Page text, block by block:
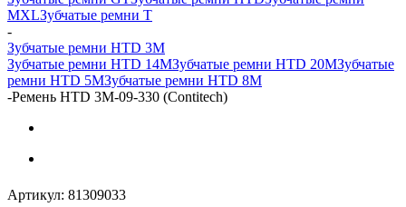
MXLЗубчатые ремни Т
-
Зубчатые ремни HTD 3M
Зубчатые ремни HTD 14MЗубчатые ремни HTD 20MЗубчатые
ремни HTD 5MЗубчатые ремни HTD 8M
-Ремень HTD 3M-09-330 (Contitech)
Артикул: 81309033